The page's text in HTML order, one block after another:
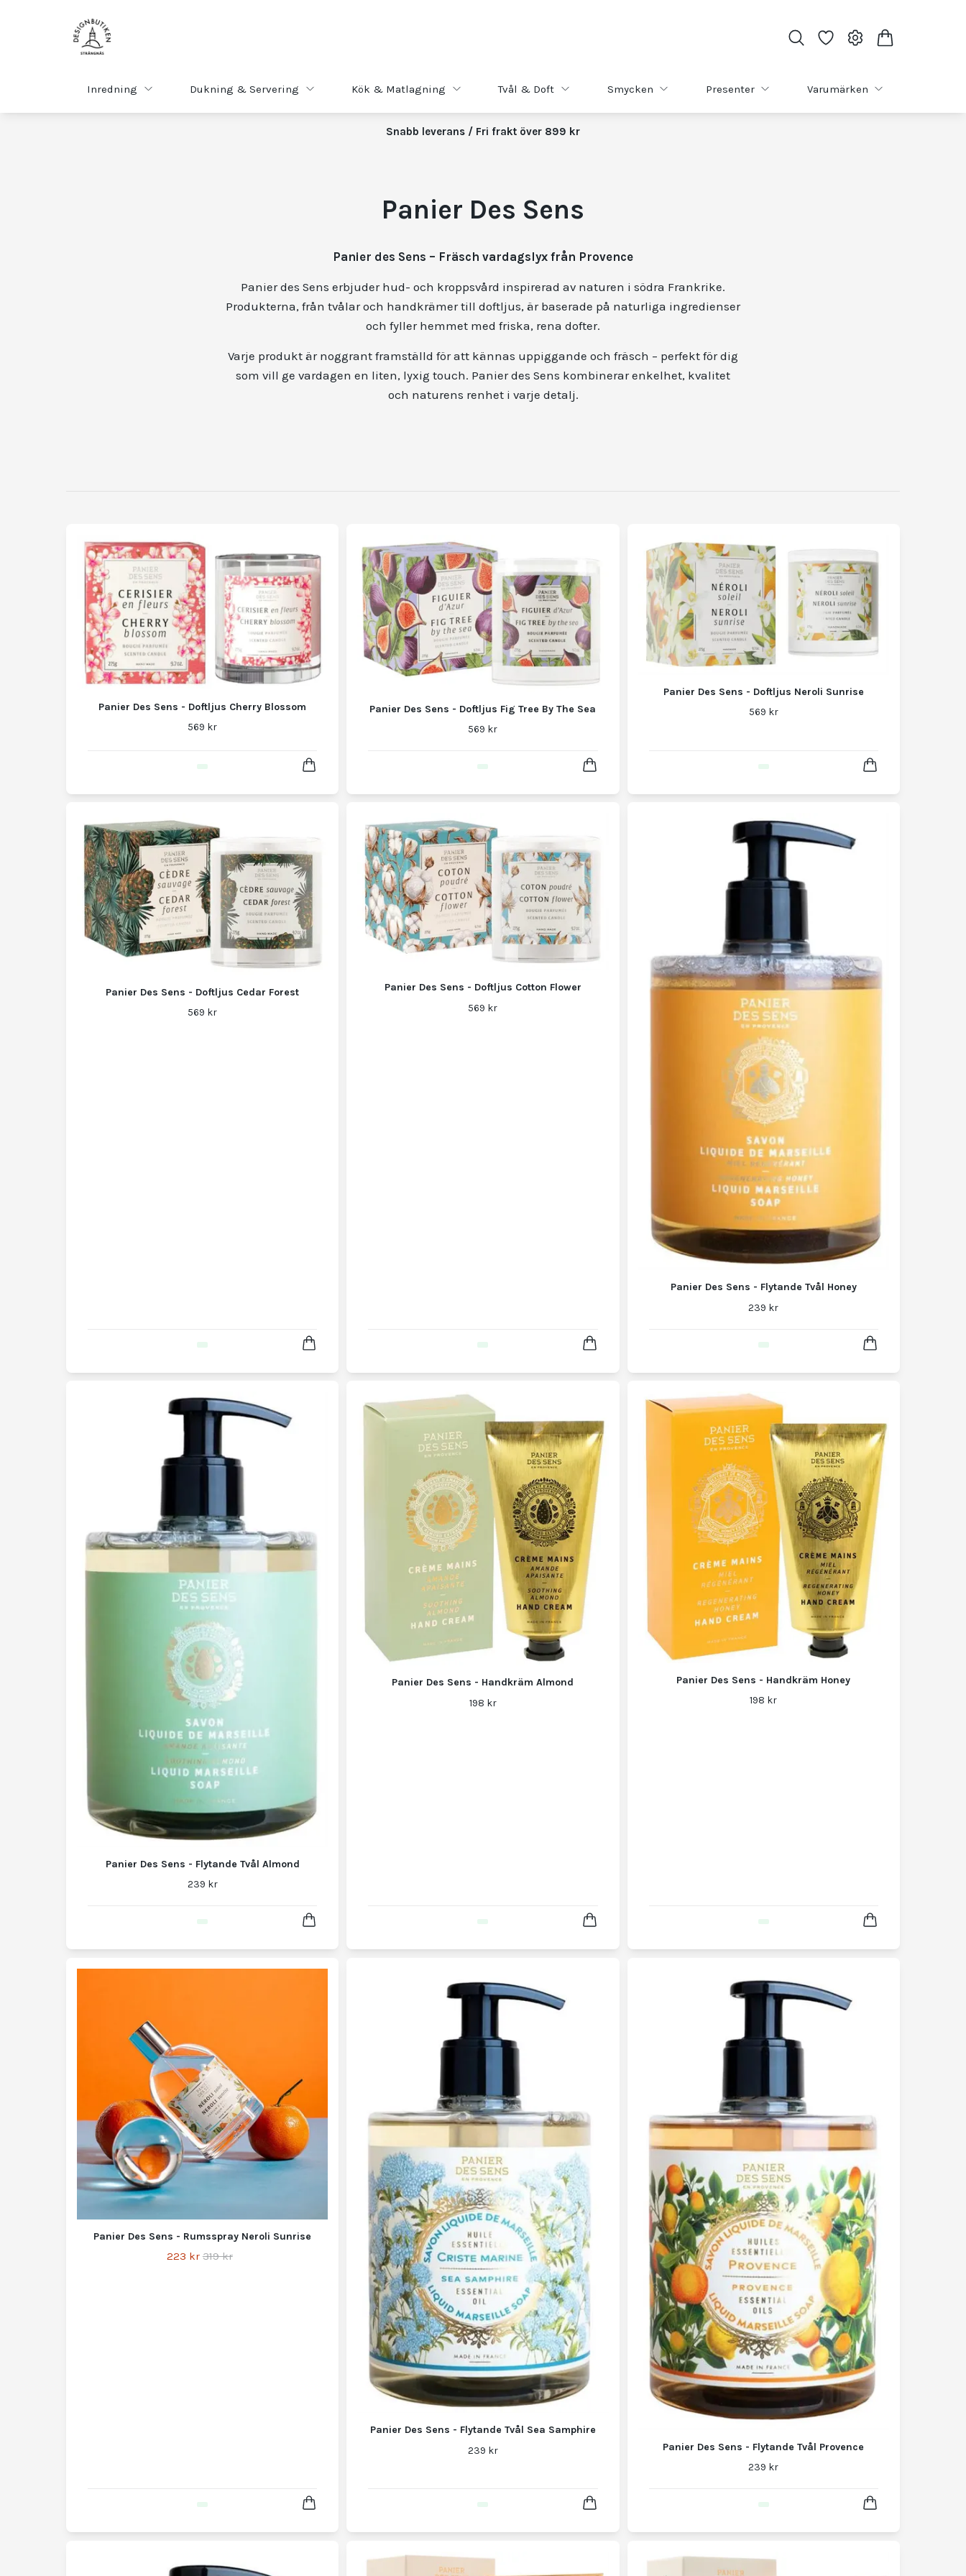
Inredning Dukning & Servering Kök & Matlagning Tvål & Doft Smycken Presenter Varumärken
Snabb leverans / Fri frakt över 899 kr
Panier Des Sens
Panier des Sens – Fräsch vardagslyx från Provence
Panier des Sens erbjuder hud- och kroppsvård inspirerad av naturen i södra Frankrike.
Produkterna, från tvålar och handkrämer till doftljus, är baserade på naturliga ingredienser
och fyller hemmet med friska, rena dofter.
Varje produkt är noggrant framställd för att kännas uppiggande och fräsch – perfekt för dig
som vill ge vardagen en liten, lyxig touch. Panier des Sens kombinerar enkelhet, kvalitet
och naturens renhet i varje detalj.
Panier Des Sens - Doftljus Cherry Blossom
569 kr
Panier Des Sens - Doftljus Fig Tree By The Sea
569 kr
Panier Des Sens - Doftljus Neroli Sunrise
569 kr
Panier Des Sens - Doftljus Cedar Forest
569 kr
Panier Des Sens - Doftljus Cotton Flower
569 kr
Panier Des Sens - Flytande Tvål Honey
239 kr
Panier Des Sens - Flytande Tvål Almond
239 kr
Panier Des Sens - Handkräm Almond
198 kr
Panier Des Sens - Handkräm Honey
198 kr
Panier Des Sens - Rumsspray Neroli Sunrise
223 kr 319 kr
Panier Des Sens - Flytande Tvål Sea Samphire
239 kr
Panier Des Sens - Flytande Tvål Provence
239 kr